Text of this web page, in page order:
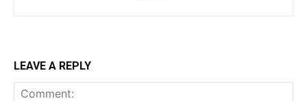
LEAVE A REPLY